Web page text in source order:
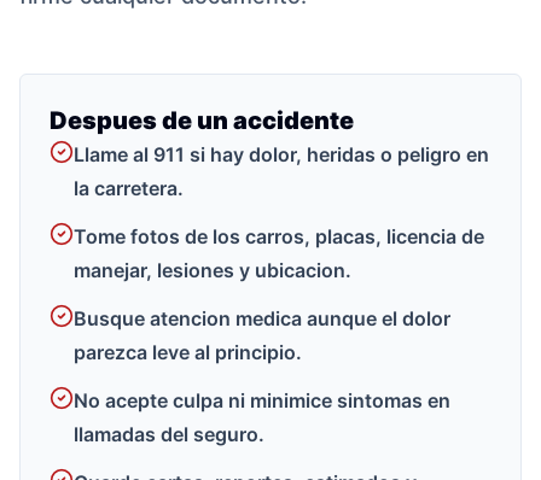
Despues de un accidente
Llame al 911 si hay dolor, heridas o peligro en
la carretera.
Tome fotos de los carros, placas, licencia de
manejar, lesiones y ubicacion.
Busque atencion medica aunque el dolor
parezca leve al principio.
No acepte culpa ni minimice sintomas en
llamadas del seguro.